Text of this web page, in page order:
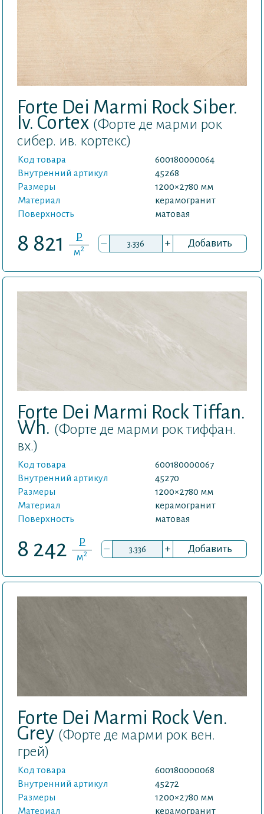
Forte Dei Marmi Rock Siber.
Iv. Cortex (Форте де марми рок
сибер. ив. кортекс)
Код товара
600180000064
Внутренний артикул
45268
Размеры
1200×2780 мм
Материал
керамогранит
Поверхность
матовая
8 821 P
м2 – + Добавить
Forte Dei Marmi Rock Tiffan.
Wh. (Форте де марми рок тиффан.
вх.)
Код товара
600180000067
Внутренний артикул
45270
Размеры
1200×2780 мм
Материал
керамогранит
Поверхность
матовая
8 242 P
м2 – + Добавить
Forte Dei Marmi Rock Ven.
Grey (Форте де марми рок вен.
грей)
Код товара
600180000068
Внутренний артикул
45272
Размеры
1200×2780 мм
Материал
керамогранит